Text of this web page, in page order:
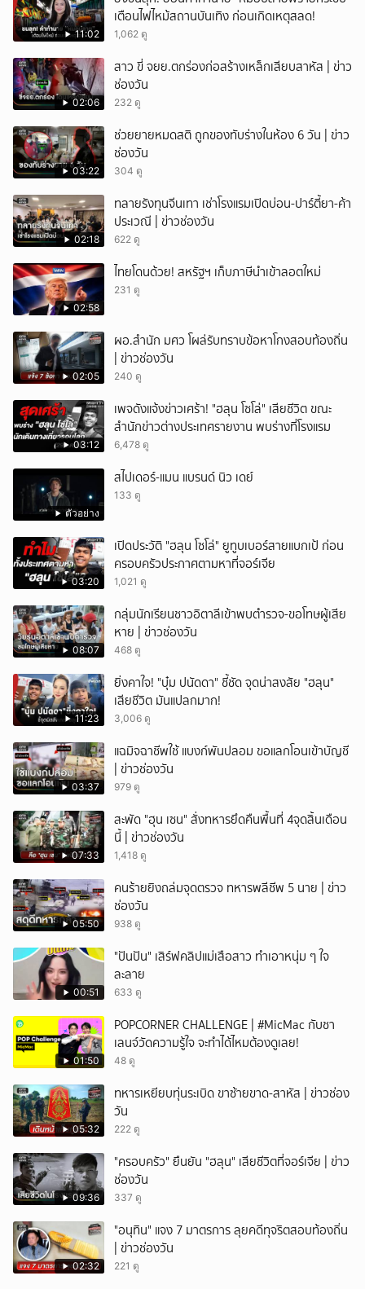
11:02
เตือนไฟไหม้สถานบันเทิง ก่อนเกิดเหตุสลด!
1,062 ดู
02:06
สาว ขี่ จยย.ตกร่องก่อสร้างเหล็กเสียบสาหัส | ข่าว
ช่องวัน
232 ดู
03:22
ช่วยยายหมดสติ ถูกของทับร่างในห้อง 6 วัน | ข่าว
ช่องวัน
304 ดู
02:18
ทลายรังทุนจีนเทา เช่าโรงแรมเปิดบ่อน-ปาร์ตี้ยา-ค้า
ประเวณี | ข่าวช่องวัน
622 ดู
02:58
ไทยโดนด้วย! สหรัฐฯ เก็บภาษีนำเข้าลอตใหม่
231 ดู
02:05
ผอ.สำนัก มศว โผล่รับทราบข้อหาโกงสอบท้องถิ่น
| ข่าวช่องวัน
240 ดู
03:12
เพจดังแจ้งข่าวเศร้า! "ฮลุน โซโล่" เสียชีวิต ขณะ
สำนักข่าวต่างประเทศรายงาน พบร่างที่โรงแรม
6,478 ดู
ตัวอย่าง
สไปเดอร์-แมน แบรนด์ นิว เดย์
133 ดู
03:20
เปิดประวัติ "ฮลุน โซโล่" ยูทูบเบอร์สายแบกเป้ ก่อน
ครอบครัวประกาศตามหาที่จอร์เจีย
1,021 ดู
08:07
กลุ่มนักเรียนชาวอิตาลีเข้าพบตำรวจ-ขอโทษผู้เสีย
หาย | ข่าวช่องวัน
468 ดู
11:23
ยิ่งคาใจ! "บุ๋ม ปนัดดา" ชี้ชัด จุดน่าสงสัย "ฮลุน"
เสียชีวิต มันแปลกมาก!
3,006 ดู
03:37
แฉมิจฉาชีพใช้ แบงก์พันปลอม ขอแลกโอนเข้าบัญชี
| ข่าวช่องวัน
979 ดู
07:33
สะพัด "ฮุน เซน" สั่งทหารยึดคืนพื้นที่ 4จุดสิ้นเดือน
นี้ | ข่าวช่องวัน
1,418 ดู
05:50
คนร้ายยิงถล่มจุดตรวจ ทหารพลีชีพ 5 นาย | ข่าว
ช่องวัน
938 ดู
00:51
"ปันปัน" เสิร์ฟคลิปแม่เสือสาว ทำเอาหนุ่ม ๆ ใจ
ละลาย
633 ดู
01:50
POPCORNER CHALLENGE | #MicMac กับชา
เลนจ์วัดความรู้ใจ จะทำได้ไหมต้องดูเลย!
48 ดู
05:32
ทหารเหยียบทุ่นระเบิด ขาซ้ายขาด-สาหัส | ข่าวช่อง
วัน
222 ดู
09:36
"ครอบครัว" ยืนยัน "ฮลุน" เสียชีวิตที่จอร์เจีย | ข่าว
ช่องวัน
337 ดู
02:32
"อนุทิน" แจง 7 มาตรการ ลุยคดีทุจริตสอบท้องถิ่น
| ข่าวช่องวัน
221 ดู
ยกเลิก